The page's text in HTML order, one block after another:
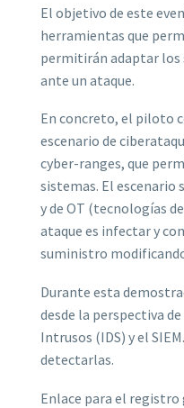
El objetivo de este
herramientas que
permitirán adaptar los
ante un ataque.
En concreto, el piloto
escenario de
cyber-ranges, que
sistemas. El escenario
y de OT (tecnologías
ataque es infectar y
suministro
Durante esta
desde la perspectiva
Intrusos (IDS) y el
detectarlas.
Enlace para el